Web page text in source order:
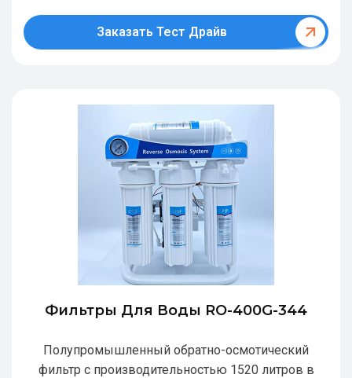
Заказать Тест Драйв
Фильтры Для Воды RO-400G-344
Полупромышленный обратно-осмотический
фильтр с производительностью 1520 литров в